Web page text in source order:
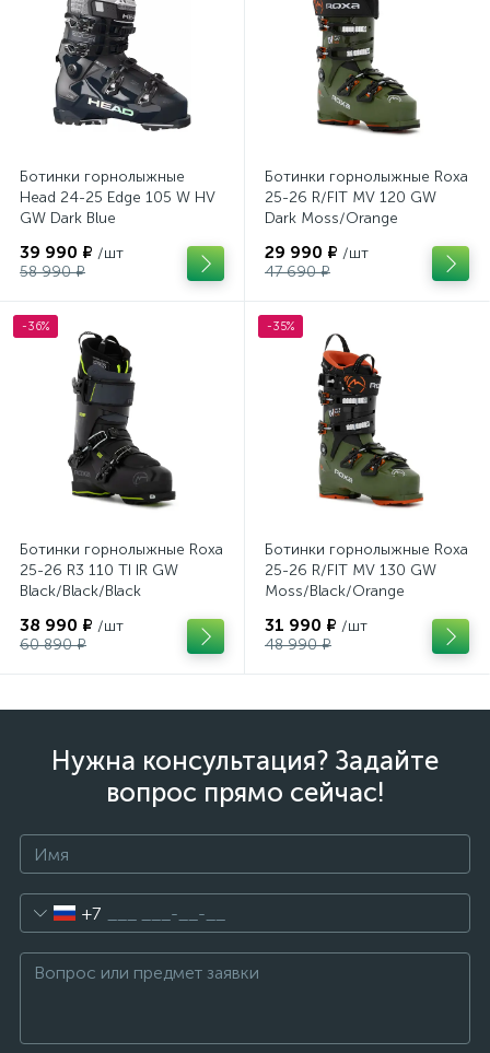
Ботинки горнолыжные
Head 24-25 Edge 105 W HV
GW Dark Blue
39 990 ₽ /шт
58 990 ₽
Ботинки горнолыжные Roxa
25-26 R/FIT MV 120 GW
Dark Moss/Orange
29 990 ₽ /шт
47 690 ₽
-36%
Ботинки горнолыжные Roxa
25-26 R3 110 TI IR GW
Black/Black/Black
38 990 ₽ /шт
60 890 ₽
-35%
Ботинки горнолыжные Roxa
25-26 R/FIT MV 130 GW
Moss/Black/Orange
31 990 ₽ /шт
48 990 ₽
Нужна консультация? Задайте
вопрос прямо сейчас!
+7